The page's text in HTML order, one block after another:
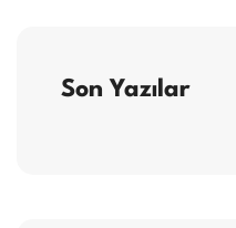
Son Yazılar